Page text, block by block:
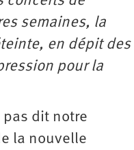
semaines, la
en dépit des
pour la
pas dit notre
la nouvelle